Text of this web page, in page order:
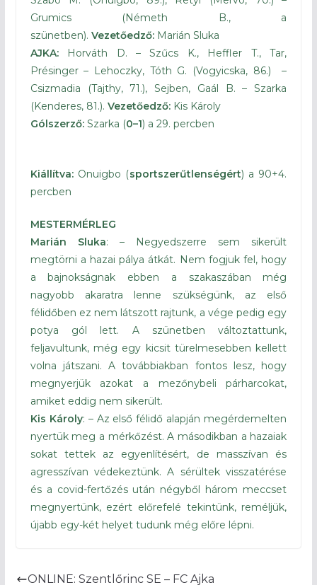
Grumics (Németh B., a
szünetben). Vezetőedző:Marián Sluka
AJKA:Horváth D. – Szűcs K., Heffler T., Tar,
Présinger – Lehoczky, Tóth G. (Vogyicska, 86.) –
Csizmadia (Tajthy, 71.), Sejben, Gaál B. – Szarka
(Kenderes, 81.). Vezetőedző:Kis Károly
Gólszerző:Szarka (0–1) a 29. percben
Kiállítva:Onuigbo (sportszerűtlenségért) a 90+4.
percben
MESTERMÉRLEG
Marián Sluka: – Negyedszerre sem sikerült
megtörni a hazai pálya átkát. Nem fogjuk fel, hogy
a bajnokságnak ebben a szakaszában még
nagyobb akaratra lenne szükségünk, az első
félidőben ez nem látszott rajtunk, a vége pedig egy
potya gól lett. A szünetben változtattunk,
feljavultunk, még egy kicsit türelmesebben kellett
volna játszani. A továbbiakban fontos lesz, hogy
megnyerjük azokat a mezőnybeli párharcokat,
amiket eddig nem sikerült.
Kis Károly: – Az első félidő alapján megérdemelten
nyertük meg a mérkőzést. A másodikban a hazaiak
sokat tettek az egyenlítésért, de masszívan és
agresszívan védekeztünk. A sérültek visszatérése
és a covid-fertőzés után négyből három meccset
megnyertünk, ezért előrefelé tekintünk, reméljük,
újabb egy-két helyet tudunk még előre lépni.
ONLINE: Szentlőrinc SE – FC Ajka